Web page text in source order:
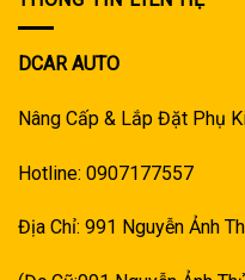
DCAR AUTO
Nâng Cấp & Lắp Đặt Phụ
Hotline: 0907177557
Địa Chỉ: 991 Nguyễn Ảnh